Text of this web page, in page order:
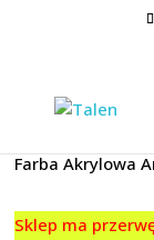
Farba Akrylowa
Sklep ma